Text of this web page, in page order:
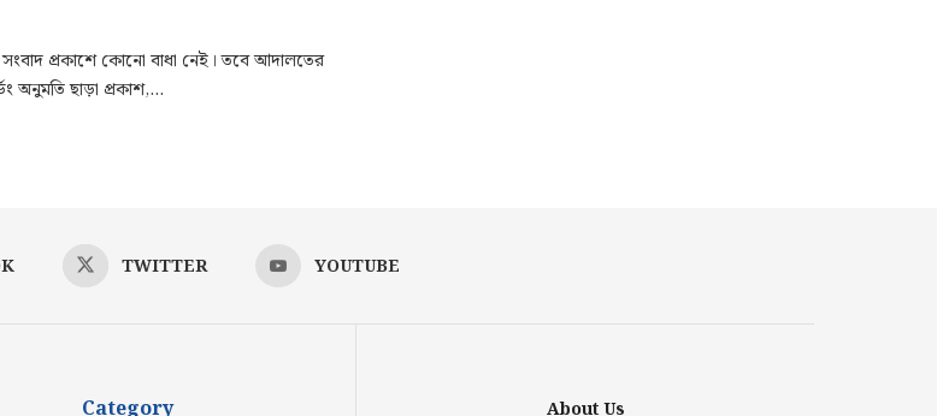
প্রকাশে কোনো বাধা নেই। তবে আদালতের
অনুমতি ছাড়া প্রকাশ,...
TWITTER YOUTUBE
Category About Us